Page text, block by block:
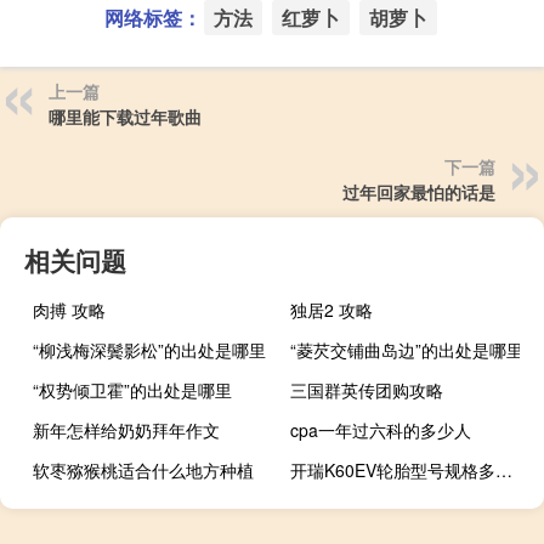
网络标签： 方法 红萝卜 胡萝卜
上一篇
哪里能下载过年歌曲
下一篇
过年回家最怕的话是
相关问题
肉搏 攻略
独居2 攻略
“柳浅梅深鬓影松”的出处是哪里
“菱芡交铺曲岛边”的出处是哪里
“权势倾卫霍”的出处是哪里
三国群英传团购攻略
新年怎样给奶奶拜年作文
cpa一年过六科的多少人
软枣猕猴桃适合什么地方种植
开瑞K60EV轮胎型号规格多少及开瑞K60EV有无钥匙进入和一键启动吗